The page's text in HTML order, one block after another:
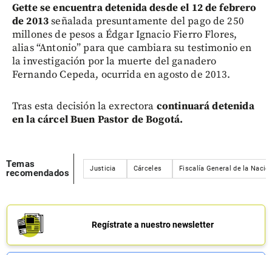
Gette se encuentra detenida desde el 12 de febrero
de 2013señalada presuntamente del pago de 250
millones de pesos a Édgar Ignacio Fierro Flores,
alias “Antonio” para que cambiara su testimonio en
la investigación por la muerte del ganadero
Fernando Cepeda, ocurrida en agosto de 2013.
Tras esta decisión la exrectora continuará detenida
en la cárcel Buen Pastor de Bogotá.
Temas
recomendados
Justicia Cárceles Fiscalía General de la
Regístrate a nuestro newsletter